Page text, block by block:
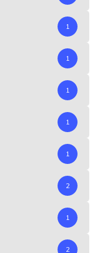
1
1
1
1
1
2
1
2